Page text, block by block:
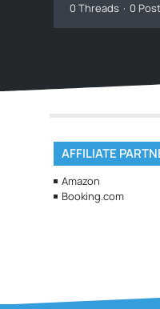
0 Threads 0
AFFILIATE
Amazon
Booking.com